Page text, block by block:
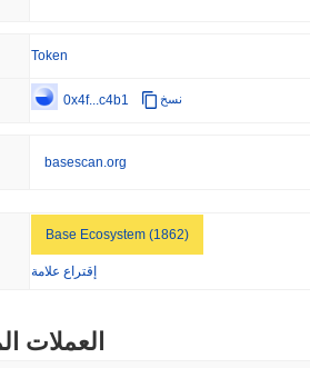
Token
0x4f...c4b1 نسخ
basescan.org
Base Ecosystem (1862)
إقتراع علامة
العملات